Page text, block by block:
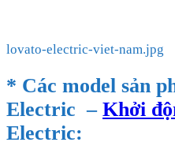
lovato-electric-viet-nam.jpg
* Các model sản
Electric– Khởi
Electric: